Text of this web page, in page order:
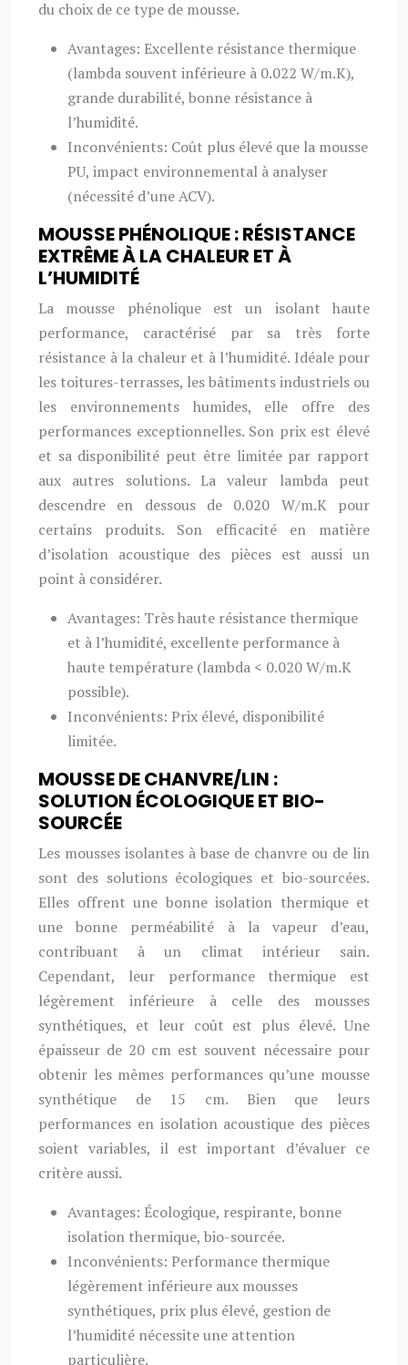
du choix de ce type de mousse.
Avantages: Excellente résistance thermique
(lambda souvent inférieure à 0.022 W/m.K),
grande durabilité, bonne résistance à
l’humidité.
Inconvénients: Coût plus élevé que la mousse
PU, impact environnemental à analyser
(nécessité d’une ACV).
MOUSSE PHÉNOLIQUE : RÉSISTANCE
EXTRÊME À LA CHALEUR ET À
L’HUMIDITÉ
La mousse phénolique est un isolant haute
performance, caractérisé par sa très forte
résistance à la chaleur et à l’humidité. Idéale pour
les toitures-terrasses, les bâtiments industriels ou
les environnements humides, elle offre des
performances exceptionnelles. Son prix est élevé
et sa disponibilité peut être limitée par rapport
aux autres solutions. La valeur lambda peut
descendre en dessous de 0.020 W/m.K pour
certains produits. Son efficacité en matière
d’isolation acoustique des pièces est aussi un
point à considérer.
Avantages: Très haute résistance thermique
et à l’humidité, excellente performance à
haute température (lambda < 0.020 W/m.K
possible).
Inconvénients: Prix élevé, disponibilité
limitée.
MOUSSE DE CHANVRE/LIN :
SOLUTION ÉCOLOGIQUE ET BIO-
SOURCÉE
Les mousses isolantes à base de chanvre ou de lin
sont des solutions écologiques et bio-sourcées.
Elles offrent une bonne isolation thermique et
une bonne perméabilité à la vapeur d’eau,
contribuant à un climat intérieur sain.
Cependant, leur performance thermique est
légèrement inférieure à celle des mousses
synthétiques, et leur coût est plus élevé. Une
épaisseur de 20 cm est souvent nécessaire pour
obtenir les mêmes performances qu’une mousse
synthétique de 15 cm. Bien que leurs
performances en isolation acoustique des pièces
soient variables, il est important d’évaluer ce
critère aussi.
Avantages: Écologique, respirante, bonne
isolation thermique, bio-sourcée.
Inconvénients: Performance thermique
légèrement inférieure aux mousses
synthétiques, prix plus élevé, gestion de
l’humidité nécessite une attention
particulière.